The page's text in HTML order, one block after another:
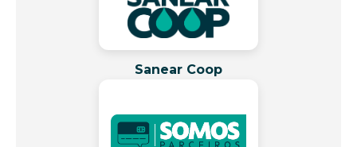
Sanear Coop